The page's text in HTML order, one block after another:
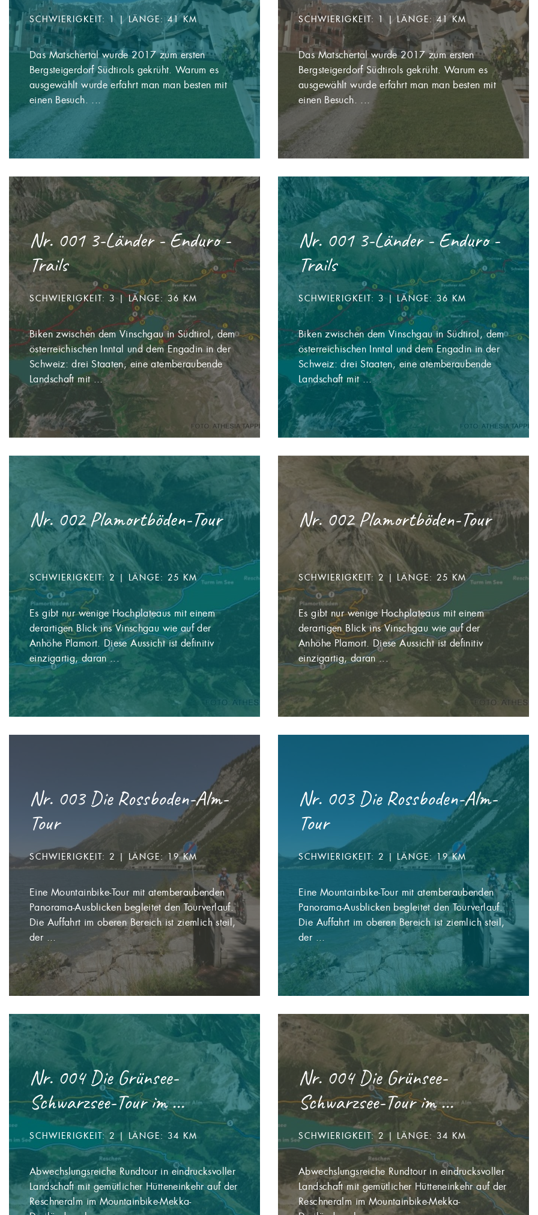
SCHWIERIGKEIT: 1 | LÄNGE: 41 KM
Das Matschertal wurde 2017 zum ersten
Bergsteigerdorf Südtirols gekrüht. Warum es
ausgewählt wurde erfährt man man besten mit
einen Besuch. ...
SCHWIERIGKEIT: 1 | LÄNGE: 41 KM
Das Matschertal wurde 2017 zum ersten
Bergsteigerdorf Südtirols gekrüht. Warum es
ausgewählt wurde erfährt man man besten mit
einen Besuch. ...
Nr. 001 3-Länder - Enduro -
Trails
SCHWIERIGKEIT: 3 | LÄNGE: 36 KM
Biken zwischen dem Vinschgau in Südtirol, dem
österreichischen Inntal und dem Engadin in der
Schweiz: drei Staaten, eine atemberaubende
Landschaft mit ...
Nr. 001 3-Länder - Enduro -
Trails
SCHWIERIGKEIT: 3 | LÄNGE: 36 KM
Biken zwischen dem Vinschgau in Südtirol, dem
österreichischen Inntal und dem Engadin in der
Schweiz: drei Staaten, eine atemberaubende
Landschaft mit ...
Nr. 002 Plamortböden-Tour
SCHWIERIGKEIT: 2 | LÄNGE: 25 KM
Es gibt nur wenige Hochplateaus mit einem
derartigen Blick ins Vinschgau wie auf der
Anhöhe Plamort. Diese Aussicht ist definitiv
einzigartig, daran ...
Nr. 002 Plamortböden-Tour
SCHWIERIGKEIT: 2 | LÄNGE: 25 KM
Es gibt nur wenige Hochplateaus mit einem
derartigen Blick ins Vinschgau wie auf der
Anhöhe Plamort. Diese Aussicht ist definitiv
einzigartig, daran ...
Nr. 003 Die Rossboden-Alm-
Tour
SCHWIERIGKEIT: 2 | LÄNGE: 19 KM
Eine Mountainbike-Tour mit atemberaubenden
Panorama-Ausblicken begleitet den Tourverlauf.
Die Auffahrt im oberen Bereich ist ziemlich steil,
der ...
Nr. 003 Die Rossboden-Alm-
Tour
SCHWIERIGKEIT: 2 | LÄNGE: 19 KM
Eine Mountainbike-Tour mit atemberaubenden
Panorama-Ausblicken begleitet den Tourverlauf.
Die Auffahrt im oberen Bereich ist ziemlich steil,
der ...
Nr. 004 Die Grünsee-
Schwarzsee-Tour im ...
SCHWIERIGKEIT: 2 | LÄNGE: 34 KM
Abwechslungsreiche Rundtour in eindrucksvoller
Landschaft mit gemütlicher Hütteneinkehr auf der
Reschneralm im Mountainbike-Mekka-
Nr. 004 Die Grünsee-
Schwarzsee-Tour im ...
SCHWIERIGKEIT: 2 | LÄNGE: 34 KM
Abwechslungsreiche Rundtour in eindrucksvoller
Landschaft mit gemütlicher Hütteneinkehr auf der
Reschneralm im Mountainbike-Mekka-